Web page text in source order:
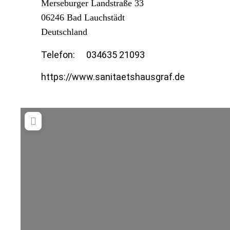
Merseburger Landstraße 33
06246 Bad Lauchstädt
Deutschland
Telefon: 034635 21093
https://www.sanitaetshausgraf.de